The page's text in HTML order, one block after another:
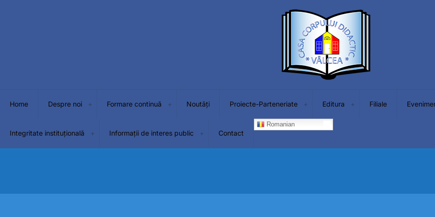
Home Despre noi Formare continuă Noutăți Proiecte-Parteneriate Editura Filiale
Integritate instituțională Informații de interes public Contact
Romanian